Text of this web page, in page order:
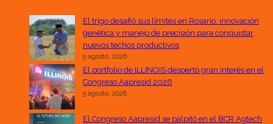
El trigo desafió sus límites en Rosario: innovación
genética y manejo de precisión para conquistar
nuevos techos productivos
5 agosto, 2026
El portfolio de ILLINOIS despertó gran interés en el
Congreso Aapresid 2026
5 agosto, 2026
El Congreso Aapresid se palpitó en el BCR Agtech